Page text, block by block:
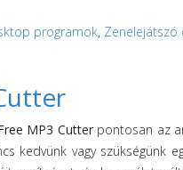
programok,
MP3 Cutterpontosan az
kedvünk vagy szükségünk